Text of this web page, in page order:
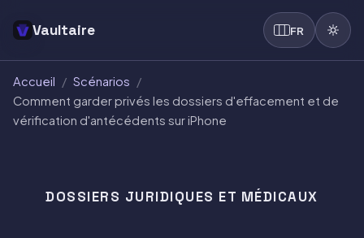
Vaultaire FR
Accueil / Scénarios /
Comment garder privés les dossiers d'effacement et de
vérification d'antécédents sur iPhone
DOSSIERS JURIDIQUES ET MÉDICAUX